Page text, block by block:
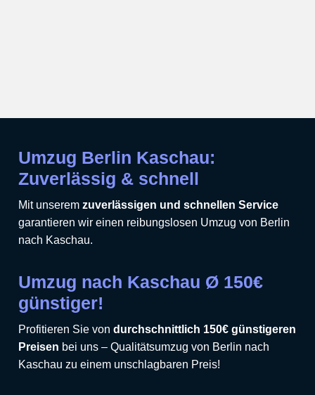
Umzug Berlin Kaschau:
Zuverlässig & schnell
Mit unserem zuverlässigen und schnellen Service
garantieren wir einen reibungslosen Umzug von Berlin
nach Kaschau.
Umzug nach Kaschau Ø 150€
günstiger!
Profitieren Sie von durchschnittlich 150€ günstigeren
Preisen bei uns – Qualitätsumzug von Berlin nach
Kaschau zu einem unschlagbaren Preis!